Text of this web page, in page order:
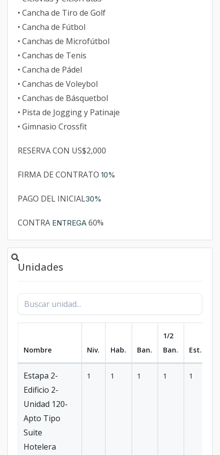
• Cancha de Tiro de Golf
• Cancha de Fútbol
• Canchas de Microfútbol
• Canchas de Tenis
• Cancha de Pádel
• Canchas de Voleybol
• Canchas de Básquetbol
• Pista de Jogging y Patinaje
• Gimnasio Crossfit
RESERVA CON US$2,000
FIRMA DE CONTRATO 10%
PAGO DEL INICIAL30%
CONTRA ENTREGA 60%
Unidades
Nombre Niv. Hab. Ban.
1/2
Ban.
Est.
Estapa 2-
Edificio 2-
Unidad 120-
Apto Tipo
Suite
Hotelera
1 1 1 1 1